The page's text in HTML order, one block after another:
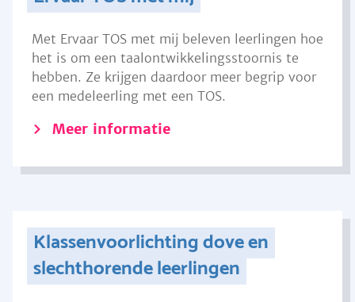
Met Ervaar TOS met mij beleven leerlingen hoe
het is om een taalontwikkelingsstoornis te
hebben. Ze krijgen daardoor meer begrip voor
een medeleerling met een TOS.
Meer informatie
Klassenvoorlichting dove en
slechthorende leerlingen